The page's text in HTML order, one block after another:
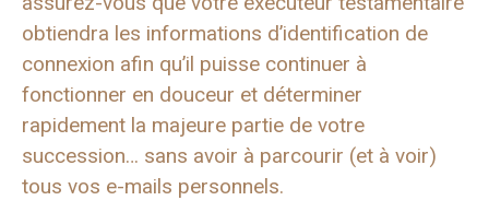
obtiendra les informations d’identification de
connexion afin qu’il puisse continuer à
fonctionner en douceur et déterminer
rapidement la majeure partie de votre
succession… sans avoir à parcourir (et à voir)
tous vos e-mails personnels.